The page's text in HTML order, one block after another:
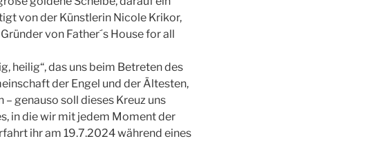
von der Künstlerin Nicole Krikor,
von Father´s House for all
heilig“, das uns beim Betreten des
der Engel und der Ältesten,
genauso soll dieses Kreuz uns
in die wir mit jedem Moment der
ihr am 19.7.2024 während eines